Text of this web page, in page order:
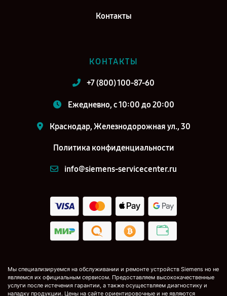
Контакты
КОНТАКТЫ
+7 (800) 100-87-60
Ежедневно, с 10:00 до 20:00
Краснодар, Железнодорожная ул., 30
Политика конфиденциальности
info@siemens-servicecenter.ru
Мы специализируемся на обслуживании и ремонте устройств Siemens но не
являемся их официальным сервисом. Предоставляем высококачественные
услуги после истечения гарантии, а также осуществляем диагностику и
наладку продукции. Цены на сайте ориентировочные и не являются